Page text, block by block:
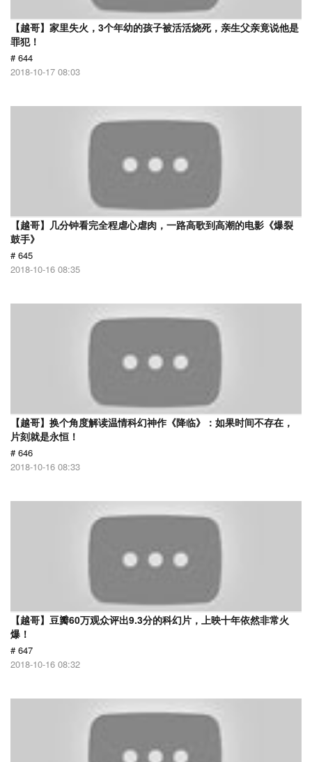
【越哥】家里失火，3个年幼的孩子被活活烧死，亲生父亲竟说他是
罪犯！
# 644
2018-10-17 08:03
【越哥】几分钟看完全程虐心虐肉，一路高歌到高潮的电影《爆裂
鼓手》
# 645
2018-10-16 08:35
【越哥】换个角度解读温情科幻神作《降临》：如果时间不存在，
片刻就是永恒！
# 646
2018-10-16 08:33
【越哥】豆瓣60万观众评出9.3分的科幻片，上映十年依然非常火
爆！
# 647
2018-10-16 08:32